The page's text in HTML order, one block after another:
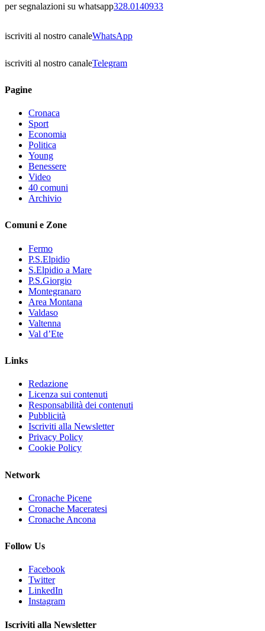
per segnalazioni su whatsapp328.0140933
iscriviti al nostro canaleWhatsApp
iscriviti al nostro canaleTelegram
Pagine
Cronaca
Sport
Economia
Politica
Young
Benessere
Video
40 comuni
Archivio
Comuni e Zone
Fermo
P.S.Elpidio
S.Elpidio a Mare
P.S.Giorgio
Montegranaro
Area Montana
Valdaso
Valtenna
Val d’Ete
Links
Redazione
Licenza sui contenuti
Responsabilità dei contenuti
Pubblicità
Iscriviti alla Newsletter
Privacy Policy
Cookie Policy
Network
Cronache Picene
Cronache Maceratesi
Cronache Ancona
Follow Us
Facebook
Twitter
LinkedIn
Instagram
Iscriviti alla Newsletter